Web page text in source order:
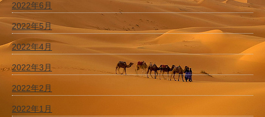
2022年6月
2022年5月
2022年4月
2022年3月
2022年2月
2022年1月